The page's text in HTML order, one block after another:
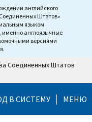
английского
Штатов»
языком
именно англоязычные
версиями
Соединенных Штатов
В СИСТЕМУ МЕНЮ